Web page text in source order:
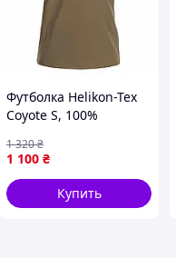
Футболка Helikon-Tex
Coyote S, 100%
г/м², легкая, дышащая
1 100 ₴
1 320₴
Купить